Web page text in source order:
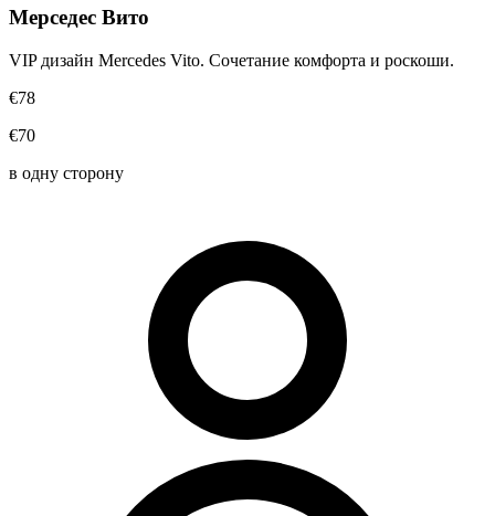
Мерседес Вито
VIP дизайн Mercedes Vito. Сочетание комфорта и роскоши.
€78
€70
в одну сторону